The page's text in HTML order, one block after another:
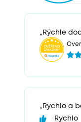
„Rýchle
„Rychlo a
Rychlo